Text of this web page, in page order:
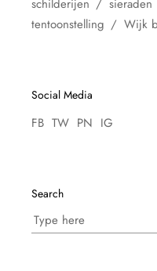
schilderijen
sieraden
tentoonstelling
Wijk
Social Media
FB TW PN IG
Search
Search
for: